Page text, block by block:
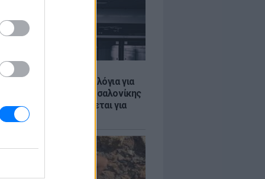
δοκιμαστικά δρομολόγια για
του Μετρό Θεσσαλονίκης
- Τι προβλέπεται για